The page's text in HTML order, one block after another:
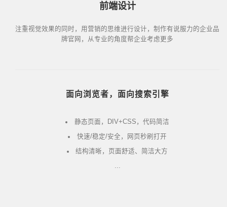
前端设计
注重视觉效果的同时，用营销的思维进行设计，制作有说服力的企业品
牌官网，从专业的角度帮企业考虑更多
面向浏览者，面向搜索引擎
静态页面，DIV+CSS，代码简洁
快速/稳定/安全，网页秒刷打开
结构清晰，页面舒适、简洁大方
...